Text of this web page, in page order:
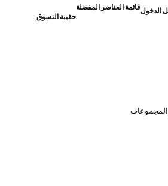
الدخولقائمة العناصر المفضلة
حقيبة التسوق